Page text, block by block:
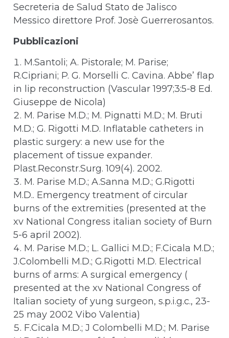
Secreteria de Salud Stato de Jalisco
Messico direttore Prof. Josè Guerrerosantos.
Pubblicazioni
M.Santoli; A. Pistorale; M. Parise;
R.Cipriani; P. G. Morselli C. Cavina. Abbe’ flap
in lip reconstruction (Vascular 1997;3:5-8 Ed.
Giuseppe de Nicola)
M. Parise M.D.; M. Pignatti M.D.; M. Bruti
M.D.; G. Rigotti M.D. Inflatable catheters in
plastic surgery: a new use for the
placement of tissue expander.
Plast.Reconstr.Surg. 109(4). 2002.
M. Parise M.D.; A.Sanna M.D.; G.Rigotti
M.D.. Emergency treatment of circular
burns of the extremities (presented at the
xv National Congress italian society of Burn
5-6 april 2002).
M. Parise M.D.; L. Gallici M.D.; F.Cicala M.D.;
J.Colombelli M.D.; G.Rigotti M.D. Electrical
burns of arms: A surgical emergency (
presented at the xv National Congress of
Italian society of yung surgeon, s.p.i.g.c., 23-
25 may 2002 Vibo Valentia)
F.Cicala M.D.; J Colombelli M.D.; M. Parise